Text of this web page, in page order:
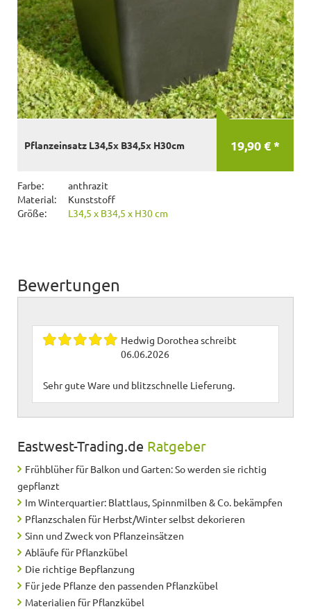
19,90 € *
Pflanzeinsatz L34,5x B34,5x H30cm
Farbe:
anthrazit
Material:
Kunststoff
Größe:
L34,5 x B34,5 x H30 cm
Bewertungen
Hedwig Dorotheaschreibt
06.06.2026
Sehr gute Ware und blitzschnelle Lieferung.
Eastwest-Trading.de Ratgeber
Frühblüher für Balkon und Garten: So werden sie richtig
gepflanzt
Im Winterquartier: Blattlaus, Spinnmilben & Co. bekämpfen
Pflanzschalen für Herbst/Winter selbst dekorieren
Sinn und Zweck von Pflanzeinsätzen
Abläufe für Pflanzkübel
Die richtige Bepflanzung
Für jede Pflanze den passenden Pflanzkübel
Materialien für Pflanzkübel